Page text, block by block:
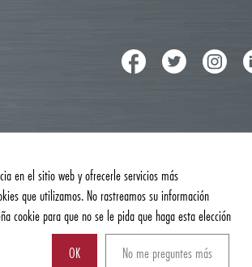
en el sitio web y ofrecerle servicios más
que utilizamos. No rastreamos su información
cookie para que no se le pida que haga esta elección
No me preguntes más
OK